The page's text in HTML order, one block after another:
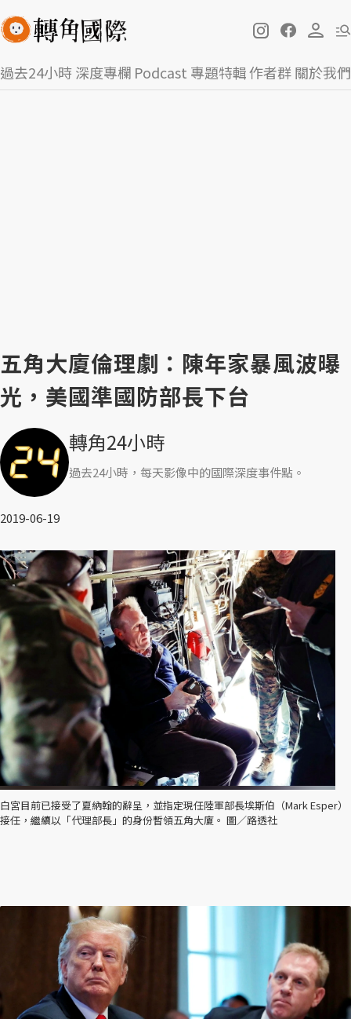
過去24小時深度專欄 Podcast 專題特輯作者群關於我們
五角大廈倫理劇：陳年家暴風波曝
光，美國準國防部長下台
轉角24小時
過去24小時，每天影像中的國際深度事件點。
2019-06-19
白宮目前已接受了夏納翰的辭呈，並指定現任陸軍部長埃斯伯（Mark Esper）
接任，繼續以「代理部長」的身份暫領五角大廈。 圖／路透社